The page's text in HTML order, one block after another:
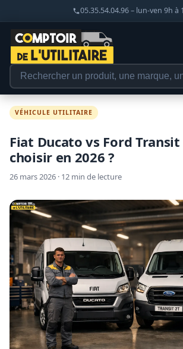
05.35.54.04.96 – lun-ven 9h à
VÉHICULE UTILITAIRE
Fiat Ducato vs Ford
choisir en 2026 ?
26 mars 2026 · 12 min de lecture